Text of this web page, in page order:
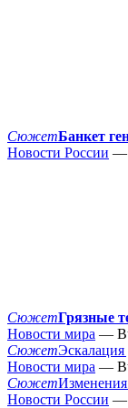
СюжетБанкет
Новости России —
СюжетГрязные
Новости мира —
Сюжет
Новости мира —
Сюжет
Новости России —